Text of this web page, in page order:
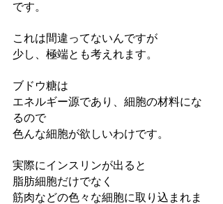
です。
これは間違ってないんですが
少し、極端とも考えれます。
ブドウ糖は
エネルギー源であり、細胞の材料にな
るので
色んな細胞が欲しいわけです。
実際にインスリンが出ると
脂肪細胞だけでなく
筋肉などの色々な細胞に取り込まれま